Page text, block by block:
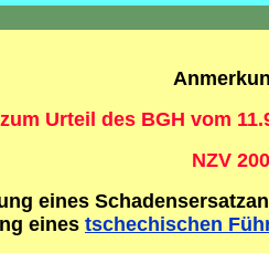
zum Urteil des BGH vom
NZV
eines
eines tschechischen